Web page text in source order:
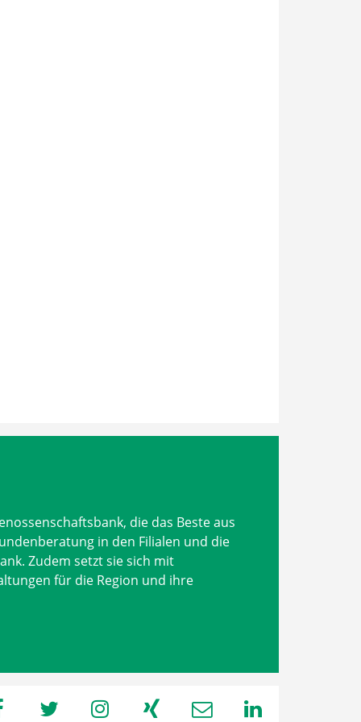
die das Beste aus
in den Filialen und die
Zudem setzt sie sich mit
für die Region und ihre